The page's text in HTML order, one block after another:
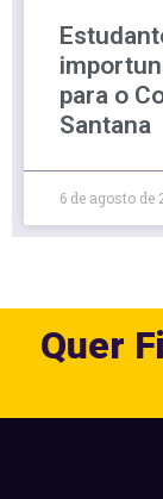
para o
Santana
6 de agosto de
Quer